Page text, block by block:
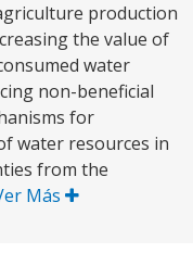
production
the value of
water
non-beneficial
for
water resources in
from the
Más